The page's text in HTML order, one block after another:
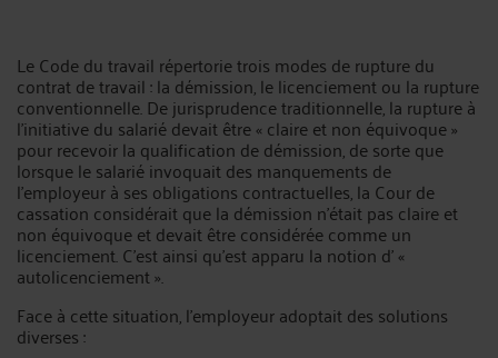
Le Code du travail répertorie trois modes de rupture du
contrat de travail : la démission, le licenciement ou la rupture
conventionnelle. De jurisprudence traditionnelle, la rupture à
l'initiative du salarié devait être « claire et non équivoque »
pour recevoir la qualification de démission, de sorte que
lorsque le salarié invoquait des manquements de
l'employeur à ses obligations contractuelles, la Cour de
cassation considérait que la démission n'était pas claire et
non équivoque et devait être considérée comme un
licenciement. C'est ainsi qu'est apparu la notion d' «
autolicenciement ».
Face à cette situation, l'employeur adoptait des solutions
diverses :